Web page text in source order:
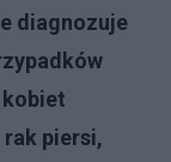
diagnozuje
kobiet
piersi,